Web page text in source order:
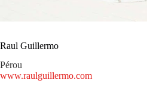
Raul Guillermo
Pérou
www.raulguillermo.com